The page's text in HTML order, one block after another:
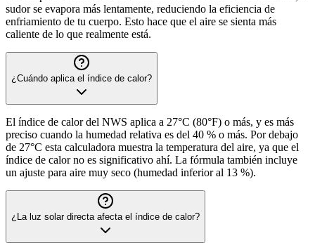
sudor se evapora más lentamente, reduciendo la eficiencia de
enfriamiento de tu cuerpo. Esto hace que el aire se sienta más
caliente de lo que realmente está.
¿Cuándo aplica el índice de calor?
El índice de calor del NWS aplica a 27°C (80°F) o más, y es más
preciso cuando la humedad relativa es del 40 % o más. Por debajo
de 27°C esta calculadora muestra la temperatura del aire, ya que el
índice de calor no es significativo ahí. La fórmula también incluye
un ajuste para aire muy seco (humedad inferior al 13 %).
¿La luz solar directa afecta el índice de calor?